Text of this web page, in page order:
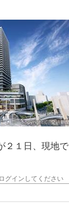
２１日、現地で
グインしてください